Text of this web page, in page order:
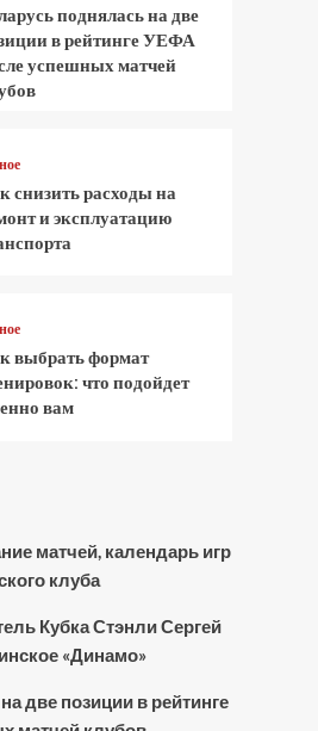
поднялась на две
в рейтинге УЕФА
успешных матчей
снизить расходы на
и эксплуатацию
выбрать формат
что подойдет
вам
матчей, календарь игр
клуба
Кубка Стэнли Сергей
«Динамо»
две позиции в рейтинге